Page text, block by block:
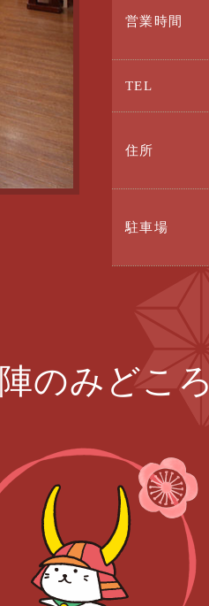
営業時間
TEL
住所
駐車場
のみどころ